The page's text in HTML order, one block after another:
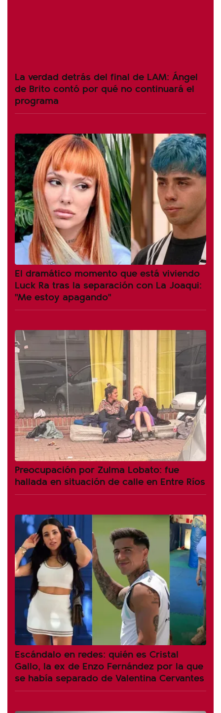
La verdad detrás del final de LAM: Ángel
de Brito contó por qué no continuará el
programa
El dramático momento que está viviendo
Luck Ra tras la separación con La Joaqui:
"Me estoy apagando"
Preocupación por Zulma Lobato: fue
hallada en situación de calle en Entre Ríos
Escándalo en redes: quién es Cristal
Gallo, la ex de Enzo Fernández por la que
se había separado de Valentina Cervantes